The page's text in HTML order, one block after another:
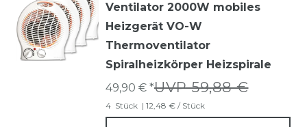
Ventilator 2000W mobiles
Heizgerät VO-W
Thermoventilator
Spiralheizkörper Heizspirale
UVP 59,88 €
49,90 € *
4 Stück | 12,48 € / Stück